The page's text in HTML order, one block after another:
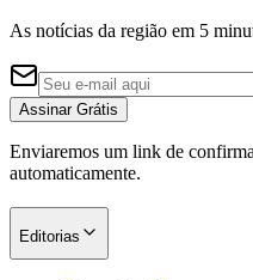
Corinthians
As notícias da região em 5
Assinar Grátis
Enviaremos um link de
automaticamente.
Editorias